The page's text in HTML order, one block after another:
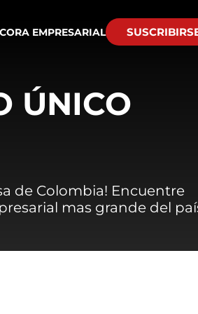
EMPRESARIAL
ÚNICO
de Colombia! Encuentre
mas grande del